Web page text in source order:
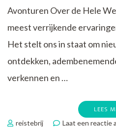
Avonturen Over de Hele
meest verrijkende
Het stelt ons in staat om
ontdekken,
verkennen en …
LEES
reistebrij Laat een reactie